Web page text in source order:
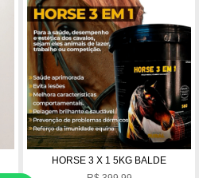
HORSE 3 X 1 5KG BALDE